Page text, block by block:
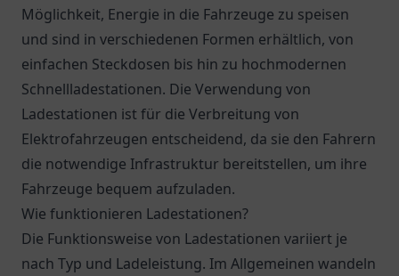
Möglichkeit, Energie in die Fahrzeuge zu speisen
und sind in verschiedenen Formen erhältlich, von
einfachen Steckdosen bis hin zu hochmodernen
Schnellladestationen. Die Verwendung von
Ladestationen ist für die Verbreitung von
Elektrofahrzeugen entscheidend, da sie den Fahrern
die notwendige Infrastruktur bereitstellen, um ihre
Fahrzeuge bequem aufzuladen.
Wie funktionieren Ladestationen?
Die Funktionsweise von Ladestationen variiert je
nach Typ und Ladeleistung. Im Allgemeinen wandeln